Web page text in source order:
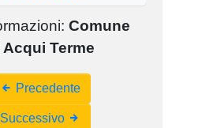
Comune
Acqui Terme
Precedente
Successivo